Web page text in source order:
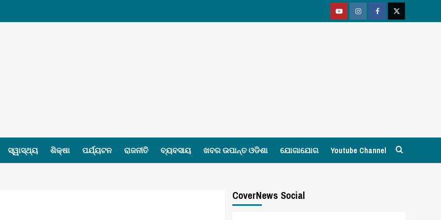
YoutubeVimeoFacebookTwitter
ସ୍ୱାସ୍ଥ୍ୟ ଶିକ୍ଷା ପର୍ଯ୍ୟଟନ ରାଜନୀତି ବ୍ୟବସାୟ ଖବର ଉପାନ୍ତ ଓଡିଶା ଯୋଗାଯୋଗ Youtube Channel
CoverNews Social